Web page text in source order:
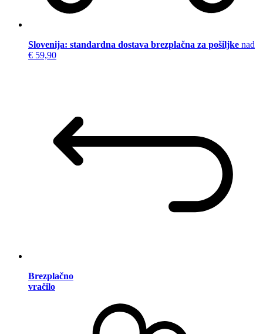
Slovenija: standardna dostava brezplačna za pošiljke nad
€ 59,90
Brezplačno
vračilo